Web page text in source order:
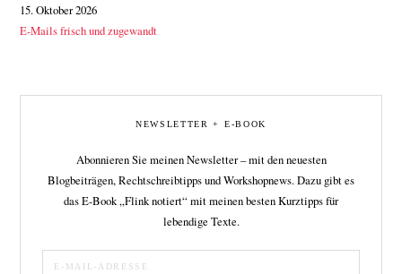
15. Oktober 2026
E-Mails frisch und zugewandt
NEWSLETTER + E-BOOK
Abonnieren Sie meinen Newsletter – mit den neuesten
Blogbeiträgen, Rechtschreibtipps und Workshopnews. Dazu gibt es
das E-Book „Flink notiert“ mit meinen besten Kurztipps für
lebendige Texte.